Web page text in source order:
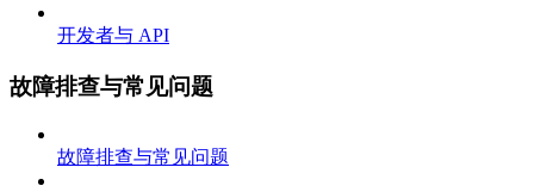
开发者与 API
故障排查与常见问题
故障排查与常见问题